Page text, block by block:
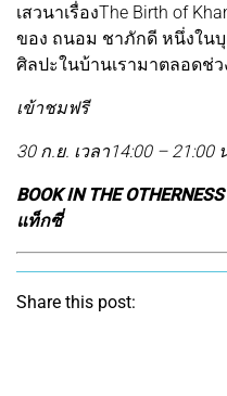
เสวนาเรื่องThe Birth of
ของ ถนอม ชาภักดี หนึ่งใน
ศิลปะในบ้านเรามาตลอดช่
เข้าชมฟรี
30 ก.ย. เวลา14:00 – 21:00
BOOK IN THE
แท็กซี่
Share this post: